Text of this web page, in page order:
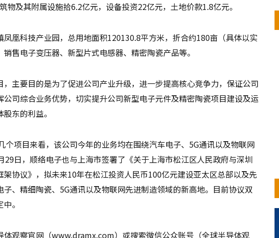
物及其附属设施拾6.2亿元，设备投资22亿元，土地价款1.8亿元。
凰科技产业园，总用地面积120130.8平方米，折合约180亩（具体以实
售电子变压器、新型片式电感器、精密陶瓷产品等。
主要目的是为了促进公司产业升级，进一步提高核心竞争力，保证公司
司综合业务优势，切实提升公司新型电子元件及精密陶瓷项目建设及运
东的利益。
个项目来看，该公司今年的业务均在围绕汽车电子、5G通讯以及物联网
日，顺络电子也与上海市签署了《关于上海市松江区人民政府与深圳
协议》，拟未来10年在松江投资人民币100亿元建设亚太区总部以及先
、精细陶瓷、5G通讯以及物联网先进制造领域的新高地。目前协议双
。
体观察官网（www.dramx.com）或搜索微信公众账号（全球半导体观